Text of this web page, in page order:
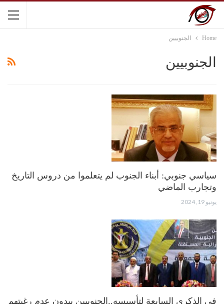
Home الجنوبيين
الجنوبيين
سياسي جنوبي: أبناء الجنوب لم يتعلموا من دروس التاريخ
وتجارب الماضي
يونيو 19, 2024
في الذكرى السابعة لتأسيسه..الجنوبيين يبدون عدم رغبتهم